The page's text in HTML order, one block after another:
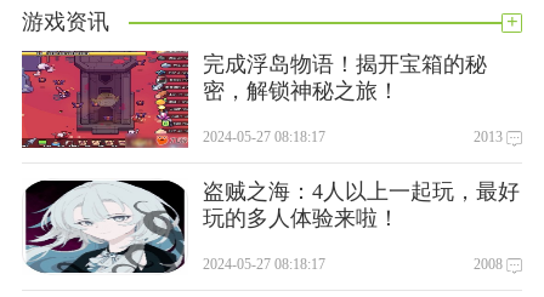
常见问题
网银u盾证书怎么安装？
1.在柜台开通网银，获取证件的序列号和授权码。
2.将u盾插入电脑，根据系统弹出提示设置pin码。
(https://cs . cfca . com . cn/CGI-bin/userCertDownload/v _ input .
do；jsessionid = 3 BF 7d 2 a 4d 7 b 2 f 56 c 9d 2172d 151 b 82
ab 0？显示协议=真)
游戏资讯 +
完成浮岛物语！揭开宝箱的秘
密，解锁神秘之旅！
2024-05-27 08:18:17 2013
盗贼之海：4人以上一起玩，最好
玩的多人体验来啦！
2024-05-27 08:18:17 2008